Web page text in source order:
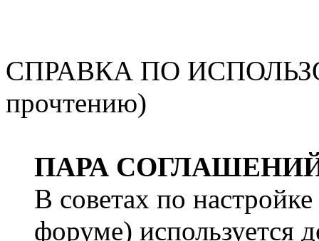
СПРАВКА ПО
прочтению)
ПАРА
В советах по
форуме) используется